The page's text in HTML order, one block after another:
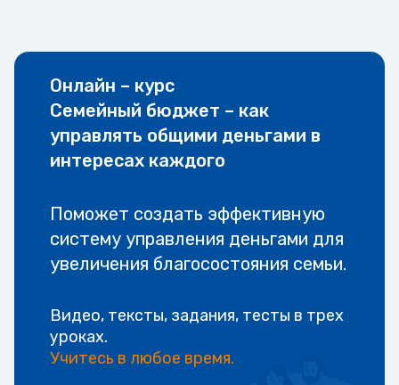
Онлайн – курс
Семейный бюджет – как
управлять общими деньгами в
интересах каждого
Поможет создать эффективную
систему управления деньгами для
увеличения благосостояния семьи.
Видео, тексты, задания, тесты в трех
уроках.
Учитесь в любое время.